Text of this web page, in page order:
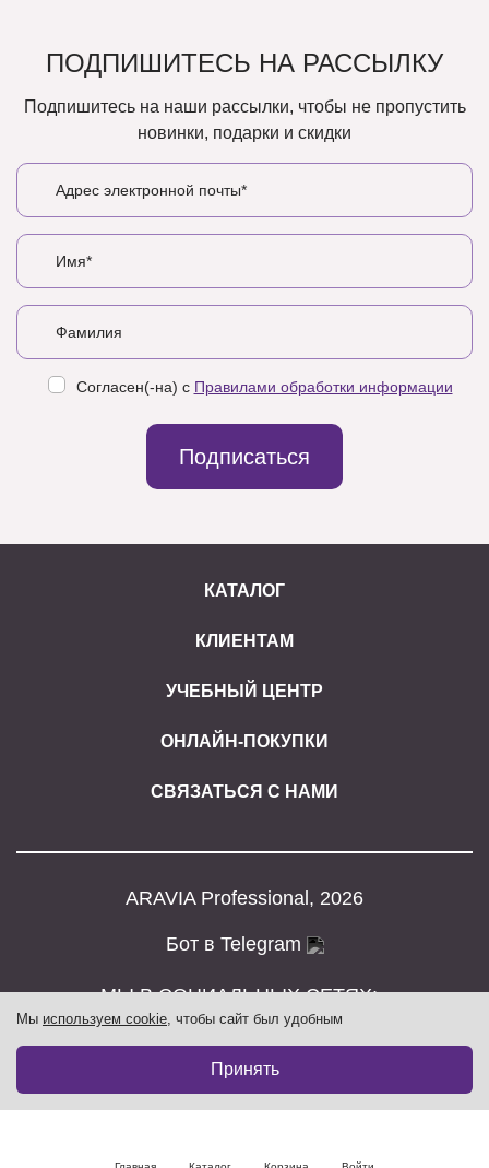
ПОДПИШИТЕСЬ НА РАССЫЛКУ
Подпишитесь на наши рассылки, чтобы не пропустить
новинки, подарки и скидки
Согласен(-на) с Правилами обработки информации
Подписаться
КАТАЛОГ
КЛИЕНТАМ
УЧЕБНЫЙ ЦЕНТР
ОНЛАЙН-ПОКУПКИ
СВЯЗАТЬСЯ С НАМИ
ARAVIA Professional, 2026
Бот в Telegram
МЫ В СОЦИАЛЬНЫХ СЕТЯХ:
Мы используем cookie, чтобы сайт был удобным
Принять
2 846₽